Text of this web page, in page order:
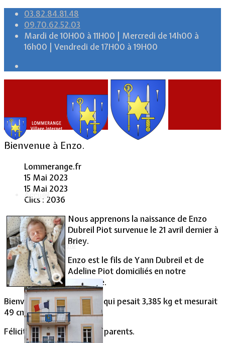
03.82.84.81.48
09.70.62.52.03
Mardi de 10H00 à 11H00 | Mercredi de 14h00 à
16h00 | Vendredi de 17H00 à 19H00
Accueil
Vie Municipale
Bienvenue à Enzo.
Lommerange.fr
15 Mai 2023
15 Mai 2023
Clics : 2036
Nous apprenons la naissance de Enzo
Dubreil Piot survenue le 21 avril dernier à
Briey.
Enzo est le fils de Yann Dubreil et de
Adeline Piot domiciliés en notre
commune.
Bienvenue au nouveau-né qui pesait 3,385 kg et mesurait
49 cm.
Félicitations à ses heureux parents.